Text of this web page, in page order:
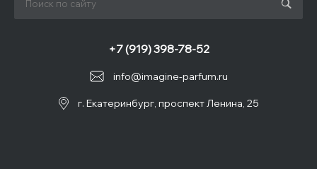
info@imagine-parfum.ru
+7 (919) 398-78-52
г. Екатеринбург, проспект Ленина, 25